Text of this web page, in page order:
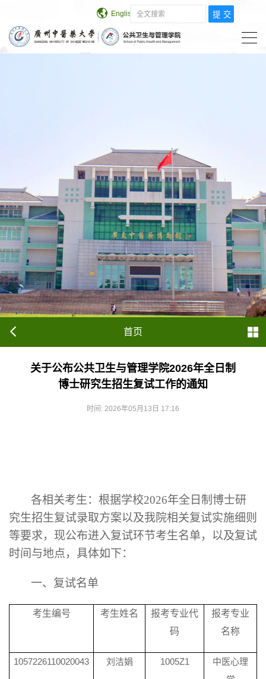
English 学校主页
首页
关于公布公共卫生与管理学院2026年全日制
博士研究生招生复试工作的通知
时间: 2026年05月13日 17:16
各相关考生：根据学校2026年全日制博士研
究生招生复试录取方案以及我院相关复试实施细则
等要求，现公布进入复试环节考生名单，以及复试
时间与地点，具体如下：
一、复试名单
考生编号 考生姓名
报考专业代
码
报考专业
名称
1057226110020043 刘洁娟 1005Z1
中医心理